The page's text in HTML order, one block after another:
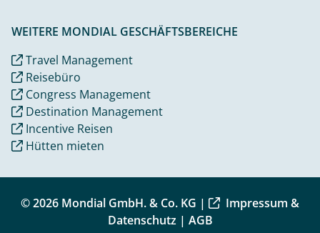
WEITERE MONDIAL GESCHÄFTSBEREICHE
Travel Management
Reisebüro
Congress Management
Destination Management
Incentive Reisen
Hütten mieten
© 2026 Mondial GmbH. & Co. KG |
Impressum &
Datenschutz| AGB